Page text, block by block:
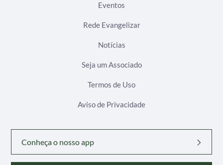
Eventos
Rede Evangelizar
Notícias
Seja um Associado
Termos de Uso
Aviso de Privacidade
Conheça o nosso app